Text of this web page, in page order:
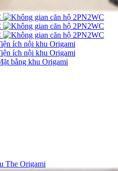
The Origami